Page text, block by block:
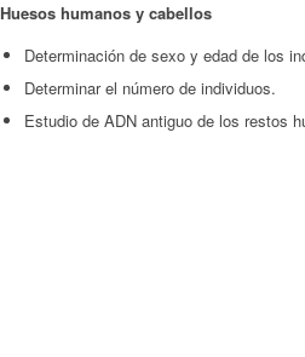
Huesos humanos y cabellos
Determinación de sexo y edad de los
Determinar el número de individuos.
Estudio de ADN antiguo de los restos